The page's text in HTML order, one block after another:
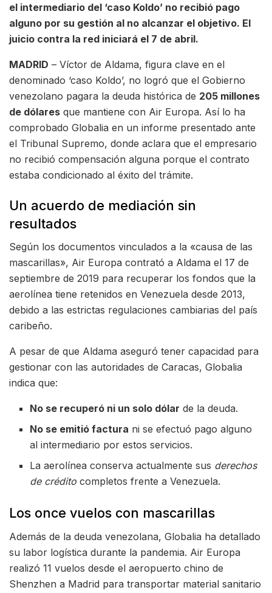
el intermediario del ‘caso Koldo’ no recibió pago
alguno por su gestión al no alcanzar el objetivo. El
juicio contra la red iniciará el 7 de abril.
MADRID – Víctor de Aldama, figura clave en el
denominado ‘caso Koldo’, no logró que el Gobierno
venezolano pagara la deuda histórica de 205 millones
de dólares que mantiene con Air Europa. Así lo ha
comprobado Globalia en un informe presentado ante
el Tribunal Supremo, donde aclara que el empresario
no recibió compensación alguna porque el contrato
estaba condicionado al éxito del trámite.
Un acuerdo de mediación sin
resultados
Según los documentos vinculados a la «causa de las
mascarillas», Air Europa contrató a Aldama el 17 de
septiembre de 2019 para recuperar los fondos que la
aerolínea tiene retenidos en Venezuela desde 2013,
debido a las estrictas regulaciones cambiarias del país
caribeño.
A pesar de que Aldama aseguró tener capacidad para
gestionar con las autoridades de Caracas, Globalia
indica que:
No se recuperó ni un solo dólar de la deuda.
No se emitió factura ni se efectuó pago alguno
al intermediario por estos servicios.
La aerolínea conserva actualmente sus derechos
de crédito completos frente a Venezuela.
Los once vuelos con mascarillas
Además de la deuda venezolana, Globalia ha detallado
su labor logística durante la pandemia. Air Europa
realizó 11 vuelos desde el aeropuerto chino de
Shenzhen a Madrid para transportar material sanitario